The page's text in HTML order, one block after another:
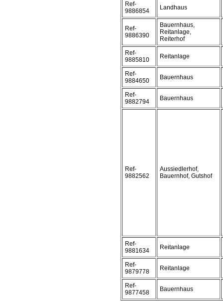
Ref-
9886854
Landhaus
Ref-
9886390
Bauernhaus,
Reitanlage,
Reiterhof
Ref-
9885810
Reitanlage
Ref-
9884650
Bauernhaus
Ref-
9882794
Bauernhaus
Ref-
9882562
Aussiedlerhof,
Bauernhof, Gutshof
Ref-
9881634
Reitanlage
Ref-
9879778
Reitanlage
Ref-
9877458
Bauernhaus